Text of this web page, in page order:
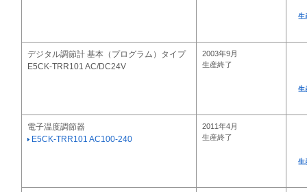
生
デジタル調節計 基本（プログラム）タイプ
E5CK-TRR101 AC/DC24V
2003年9月
生産終了
生
電子温度調節器
E5CK-TRR101 AC100-240
2011年4月
生産終了
生